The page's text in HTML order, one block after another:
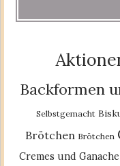
Backformen
Selbstgemacht
Brötchen Brötchen
Cremes und Ganache